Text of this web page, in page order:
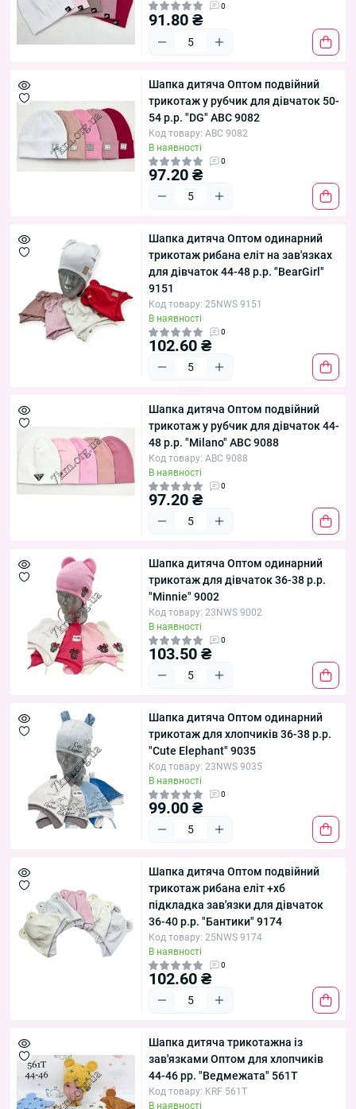
0
91.80 ₴
Шапка дитяча Оптом подвійний
трикотаж у рубчик для дівчаток 50-
54 р.р. "DG" ABC 9082
Код товару: ABC 9082
В наявності
0
97.20 ₴
Шапка дитяча Оптом одинарний
трикотаж рибана еліт на зав'язках
для дівчаток 44-48 р.р. "BearGirl"
9151
Код товару: 25NWS 9151
В наявності
0
102.60 ₴
Шапка дитяча Оптом подвійний
трикотаж у рубчик для дівчаток 44-
48 р.р. "Milano" ABC 9088
Код товару: ABC 9088
В наявності
0
97.20 ₴
Шапка дитяча Оптом одинарний
трикотаж для дівчаток 36-38 р.р.
"Minnie" 9002
Код товару: 23NWS 9002
В наявності
0
103.50 ₴
Шапка дитяча Оптом одинарний
трикотаж для хлопчиків 36-38 р.р.
"Cute Elephant" 9035
Код товару: 23NWS 9035
В наявності
0
99.00 ₴
Шапка дитяча Оптом подвійний
трикотаж рибана еліт +хб
підкладка зав'язки для дівчаток
36-40 р.р. "Бантики" 9174
Код товару: 25NWS 9174
В наявності
0
102.60 ₴
Шапка дитяча трикотажна із
зав'язками Оптом для хлопчиків
44-46 рр. "Ведмежата" 561T
Код товару: KRF 561T
В наявності